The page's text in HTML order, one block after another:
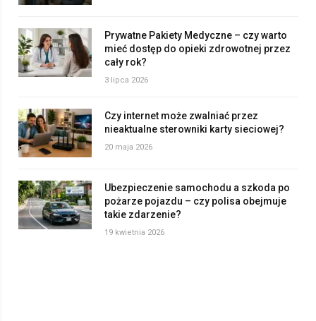
Prywatne Pakiety Medyczne – czy warto
mieć dostęp do opieki zdrowotnej przez
cały rok?
3 lipca 2026
Czy internet może zwalniać przez
nieaktualne sterowniki karty sieciowej?
20 maja 2026
Ubezpieczenie samochodu a szkoda po
pożarze pojazdu – czy polisa obejmuje
takie zdarzenie?
19 kwietnia 2026